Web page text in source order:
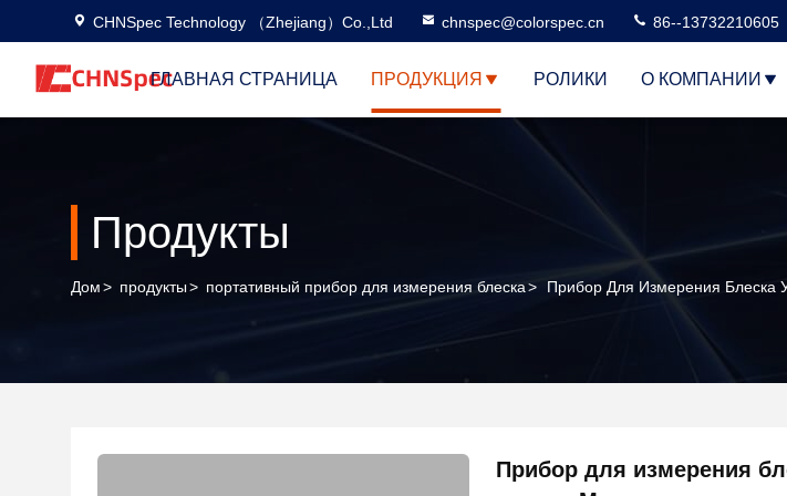
CHNSpec Technology （Zhejiang）Co.,Ltd chnspec@colorspec.cn 86--13732210605
ГЛАВНАЯ СТРАНИЦА ПРОДУКЦИЯ РОЛИКИ О КОМПАНИИ
Продукты
Дом> продукты> портативный прибор для измерения блеска> Прибор Для Измерения Блеска
Прибор для измерения